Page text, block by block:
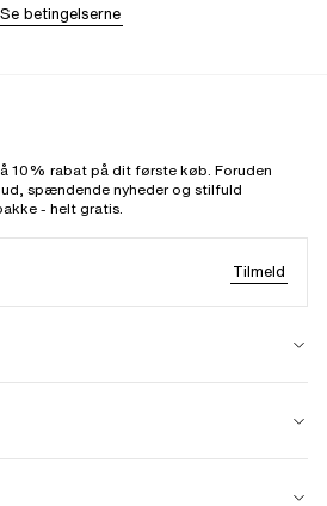
Se betingelserne
10% rabat på dit første køb. Foruden
spændende nyheder og stilfuld
- helt gratis.
Tilmeld